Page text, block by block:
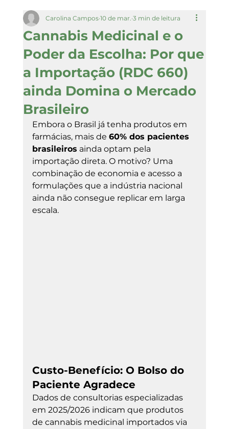
Cannabis Medicinal e o
Poder da Escolha: Por que
a Importação (RDC 660)
ainda Domina o Mercado
Brasileiro
Carolina Campos 10 de mar. 3 min de leitura
Embora o Brasil já tenha produtos em
farmácias, mais de 60% dos pacientes
brasileiros ainda optam pela
importação direta. O motivo? Uma
combinação de economia e acesso a
formulações que a indústria nacional
ainda não consegue replicar em larga
escala.
Custo-Benefício: O Bolso do
Paciente Agradece
Dados de consultorias especializadas
em 2025/2026 indicam que produtos
de cannabis medicinal importados via